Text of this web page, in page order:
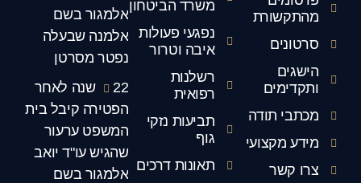
אלמגור בשם
אלמנה שבעלה
נפטר מסרטן
22 שנה לאחר
הפטירה קיבל בית
המשפט ערעור
שהגיש עו"ד יואב
אלמגור בשם
משרד הביטחון
נפגעי פעולות
איבה וטרור
רשלנות
רפואית
תביעות נזקי
גוף
תאונות דרכים
מהתקשורת
סרטונים
הישגים
ותקדימים
מכתבי תודה
מידע מקצועי
צרו קשר